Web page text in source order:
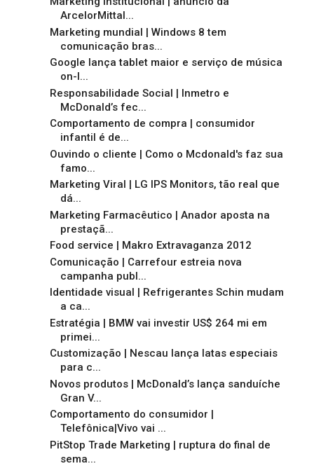
ArcelorMittal...
Marketing mundial | Windows 8 tem
comunicação bras...
Google lança tablet maior e serviço de música
on-l...
Responsabilidade Social | Inmetro e
McDonald’s fec...
Comportamento de compra | consumidor
infantil é de...
Ouvindo o cliente | Como o Mcdonald's faz sua
famo...
Marketing Viral | LG IPS Monitors, tão real que
dá...
Marketing Farmacêutico | Anador aposta na
prestaçã...
Food service | Makro Extravaganza 2012
Comunicação | Carrefour estreia nova
campanha publ...
Identidade visual | Refrigerantes Schin mudam
a ca...
Estratégia | BMW vai investir US$ 264 mi em
primei...
Customização | Nescau lança latas especiais
para c...
Novos produtos | McDonald’s lança sanduíche
Gran V...
Comportamento do consumidor |
Telefônica|Vivo vai ...
PitStop Trade Marketing | ruptura do final de
sema...